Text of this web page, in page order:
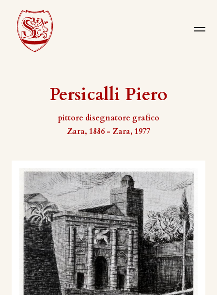
Persicalli Piero
pittore disegnatore grafico
Zara, 1886 - Zara, 1977